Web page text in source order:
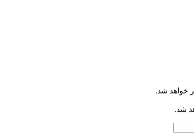
خواهد شد.
شد.